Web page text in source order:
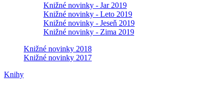
Knižné novinky - Jar 2019
Knižné novinky - Leto 2019
Knižné novinky - Jeseň 2019
Knižné novinky - Zima 2019
Knižné novinky 2018
Knižné novinky 2017
Knihy